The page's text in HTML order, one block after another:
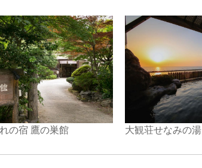
の宿 鷹の巣館 大観荘せなみの湯